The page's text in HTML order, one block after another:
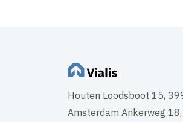
Houten Loodsboot 15,
Amsterdam Ankerweg